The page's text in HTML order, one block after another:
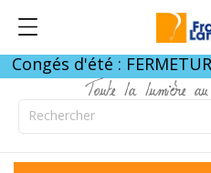
Congés d'été :
Toute la lumière